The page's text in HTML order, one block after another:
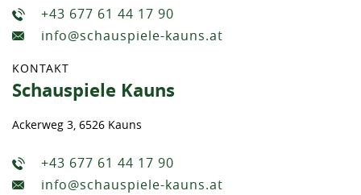
+43 677 61 44 17 90
info@schauspiele-kauns.at
KONTAKT
Schauspiele Kauns
Ackerweg 3, 6526 Kauns
+43 677 61 44 17 90
info@schauspiele-kauns.at